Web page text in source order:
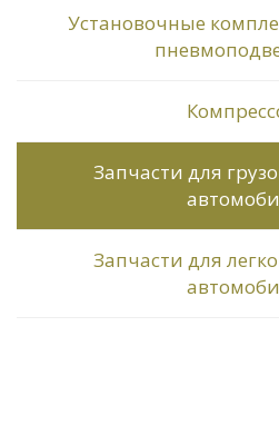
Установочные
Запчасти для
Запчасти для